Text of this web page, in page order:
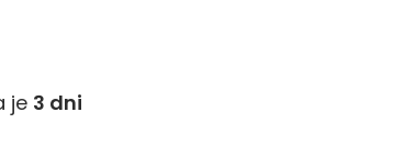
je 3 dni